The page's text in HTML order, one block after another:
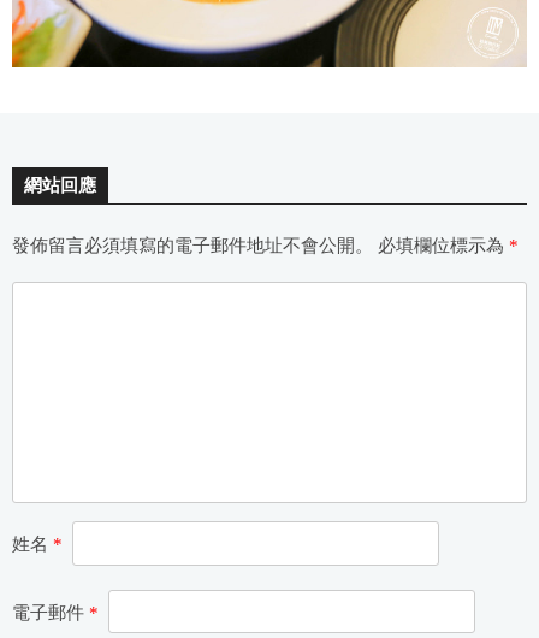
網站回應
發佈留言必須填寫的電子郵件地址不會公開。 必填欄位標示為 *
姓名 *
電子郵件 *